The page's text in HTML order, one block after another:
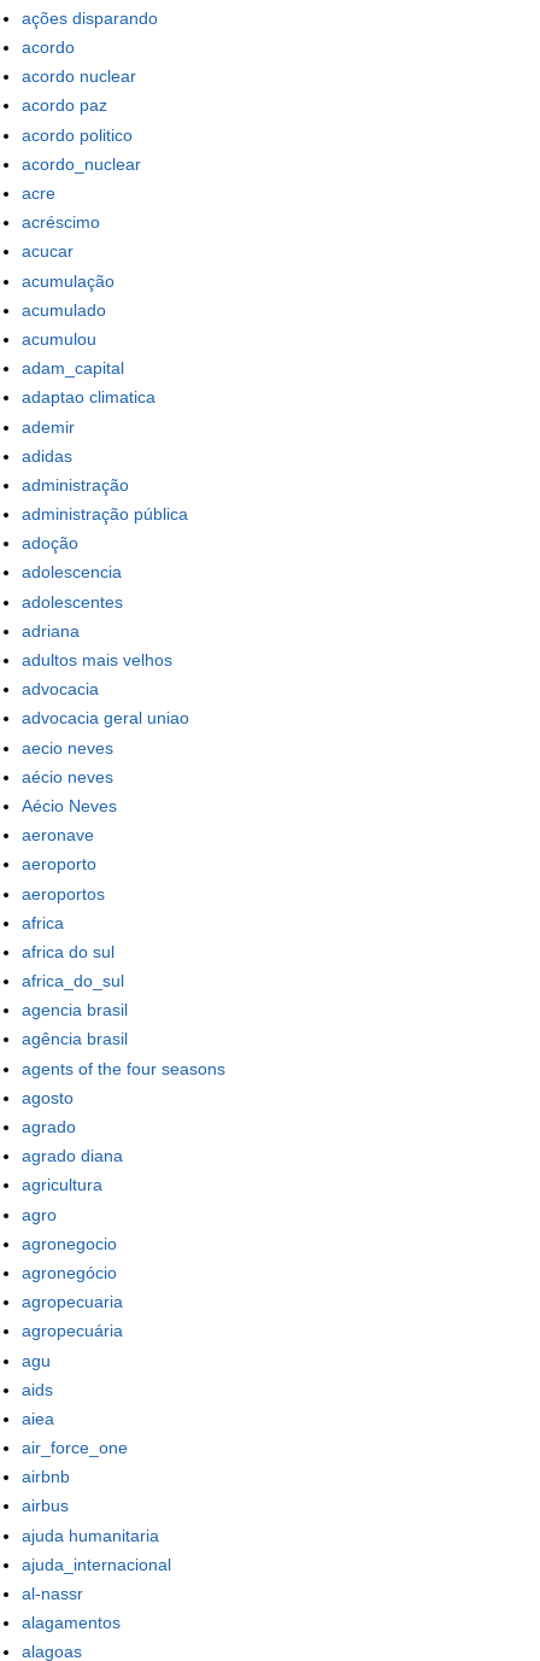
ações disparando
acordo
acordo nuclear
acordo paz
acordo politico
acordo_nuclear
acre
acréscimo
acucar
acumulação
acumulado
acumulou
adam_capital
adaptao climatica
ademir
adidas
administração
administração pública
adoção
adolescencia
adolescentes
adriana
adultos mais velhos
advocacia
advocacia geral uniao
aecio neves
aécio neves
Aécio Neves
aeronave
aeroporto
aeroportos
africa
africa do sul
africa_do_sul
agencia brasil
agência brasil
agents of the four seasons
agosto
agrado
agrado diana
agricultura
agro
agronegocio
agronegócio
agropecuaria
agropecuária
agu
aids
aiea
air_force_one
airbnb
airbus
ajuda humanitaria
ajuda_internacional
al-nassr
alagamentos
alagoas